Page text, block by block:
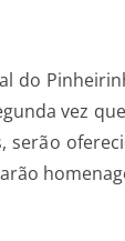
do
vez
serão